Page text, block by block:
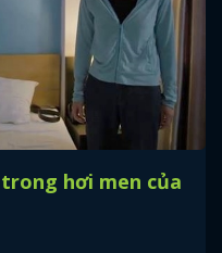
hơi men của